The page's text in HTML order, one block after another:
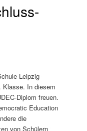
Leipzig
Klasse. In diesem
Diplom freuen.
Education
die
von Schülern